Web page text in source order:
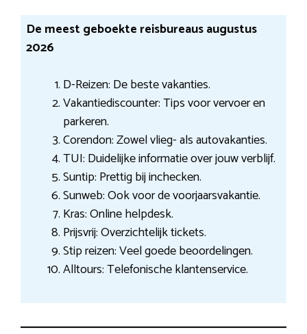
De meest geboekte reisbureaus augustus
2026
D-Reizen: De beste vakanties.
Vakantiediscounter: Tips voor vervoer en
parkeren.
Corendon: Zowel vlieg- als autovakanties.
TUI: Duidelijke informatie over jouw verblijf.
Suntip: Prettig bij inchecken.
Sunweb: Ook voor de voorjaarsvakantie.
Kras: Online helpdesk.
Prijsvrij: Overzichtelijk tickets.
Stip reizen: Veel goede beoordelingen.
Alltours: Telefonische klantenservice.